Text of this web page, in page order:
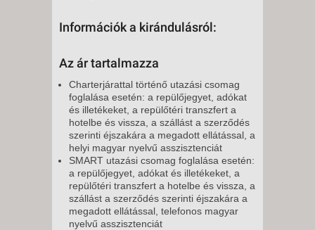
Információk a kirándulásról:
Az ár tartalmazza
Charterjárattal történő utazási csomag
foglalása esetén: a repülőjegyet, adókat
és illetékeket, a repülőtéri transzfert a
hotelbe és vissza, a szállást a szerződés
szerinti éjszakára a megadott ellátással, a
helyi magyar nyelvű asszisztenciát
SMART utazási csomag foglalása esetén:
a repülőjegyet, adókat és illetékeket, a
repülőtéri transzfert a hotelbe és vissza, a
szállást a szerződés szerinti éjszakára a
megadott ellátással, telefonos magyar
nyelvű asszisztenciát